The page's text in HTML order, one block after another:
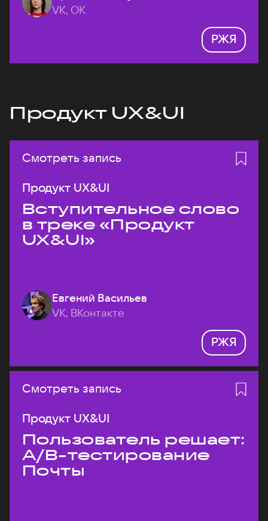
VK, ОК
РЖЯ
Продукт UX&UI
Смотреть запись
Продукт UX&UI
Вступительное слово
в треке «Продукт
UX&UI»
Евгений Васильев
VK, ВКонтакте
РЖЯ
Смотреть запись
Продукт UX&UI
Пользователь решает:
A/B-тестирование
Почты